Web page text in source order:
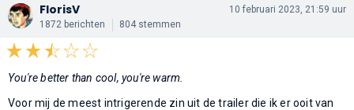
FlorisV
1872 berichten 804 stemmen
10 februari 2023, 21:59 uur
You're better than cool, you're warm.
Voor mij de meest intrigerende zin uit de trailer die ik er ooit van